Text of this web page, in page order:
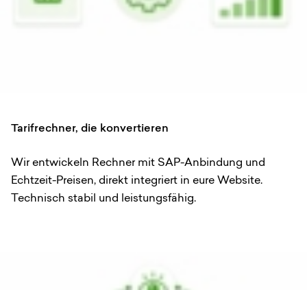
Tarifrechner, die konvertieren
Wir entwickeln Rechner mit SAP-Anbindung und
Echtzeit-Preisen, direkt integriert in eure Website.
Technisch stabil und leistungsfähig.